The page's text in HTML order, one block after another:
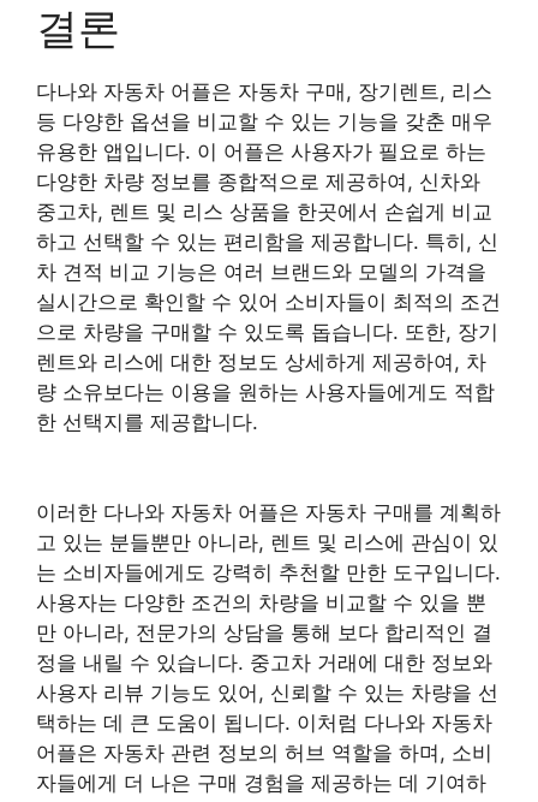
결론
다나와 자동차 어플은 자동차 구매, 장기렌트, 리스
등 다양한 옵션을 비교할 수 있는 기능을 갖춘 매우
유용한 앱입니다. 이 어플은 사용자가 필요로 하는
다양한 차량 정보를 종합적으로 제공하여, 신차와
중고차, 렌트 및 리스 상품을 한곳에서 손쉽게 비교
하고 선택할 수 있는 편리함을 제공합니다. 특히, 신
차 견적 비교 기능은 여러 브랜드와 모델의 가격을
실시간으로 확인할 수 있어 소비자들이 최적의 조건
으로 차량을 구매할 수 있도록 돕습니다. 또한, 장기
렌트와 리스에 대한 정보도 상세하게 제공하여, 차
량 소유보다는 이용을 원하는 사용자들에게도 적합
한 선택지를 제공합니다.
이러한 다나와 자동차 어플은 자동차 구매를 계획하
고 있는 분들뿐만 아니라, 렌트 및 리스에 관심이 있
는 소비자들에게도 강력히 추천할 만한 도구입니다.
사용자는 다양한 조건의 차량을 비교할 수 있을 뿐
만 아니라, 전문가의 상담을 통해 보다 합리적인 결
정을 내릴 수 있습니다. 중고차 거래에 대한 정보와
사용자 리뷰 기능도 있어, 신뢰할 수 있는 차량을 선
택하는 데 큰 도움이 됩니다. 이처럼 다나와 자동차
어플은 자동차 관련 정보의 허브 역할을 하며, 소비
자들에게 더 나은 구매 경험을 제공하는 데 기여하